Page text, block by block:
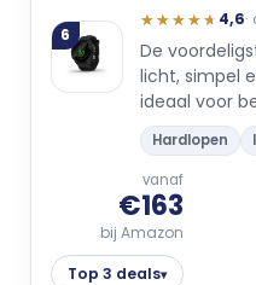
6
★★★★★
★★★★★ 4,6
De
licht, simpel
ideaal voor
Hardlopen
vanaf
€163
bij Amazon
Top 3 deals▾